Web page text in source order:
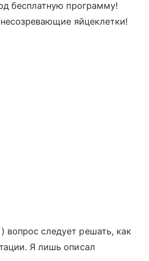
бесплатную программу!
яйцеклетки!
следует решать, как
Я лишь описал